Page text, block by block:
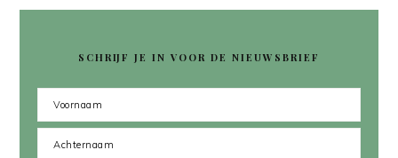
SCHRIJF JE IN VOOR DE NIEUWSBRIEF